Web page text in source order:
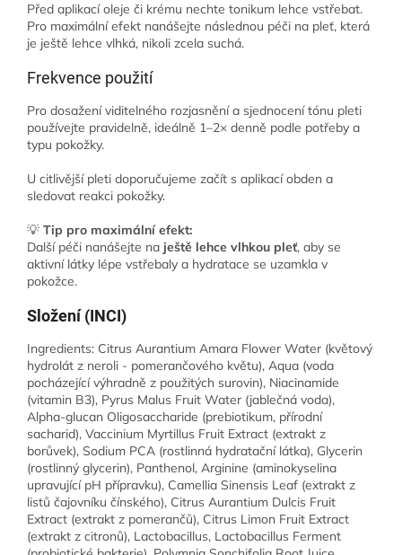
Před aplikací oleje či krému nechte tonikum lehce vstřebat.
Pro maximální efekt nanášejte následnou péči na pleť, která
je ještě lehce vlhká, nikoli zcela suchá.
Frekvence použití
Pro dosažení viditelného rozjasnění a sjednocení tónu pleti
používejte pravidelně, ideálně 1–2× denně podle potřeby a
typu pokožky.
U citlivější pleti doporučujeme začít s aplikací obden a
sledovat reakci pokožky.
💡 Tip pro maximální efekt:
Další péči nanášejte na ještě lehce vlhkou pleť, aby se
aktivní látky lépe vstřebaly a hydratace se uzamkla v
pokožce.
Složení (INCI)
Ingredients: Citrus Aurantium Amara Flower Water (květový
hydrolát z neroli - pomerančového květu), Aqua (voda
pocházející výhradně z použitých surovin), Niacinamide
(vitamin B3), Pyrus Malus Fruit Water (jablečná voda),
Alpha-glucan Oligosaccharide (prebiotikum, přírodní
sacharid), Vaccinium Myrtillus Fruit Extract (extrakt z
borůvek), Sodium PCA (rostlinná hydratační látka), Glycerin
(rostlinný glycerin), Panthenol, Arginine (aminokyselina
upravující pH přípravku), Camellia Sinensis Leaf (extrakt z
listů čajovníku čínského), Citrus Aurantium Dulcis Fruit
Extract (extrakt z pomerančů), Citrus Limon Fruit Extract
(extrakt z citronů), Lactobacillus, Lactobacillus Ferment